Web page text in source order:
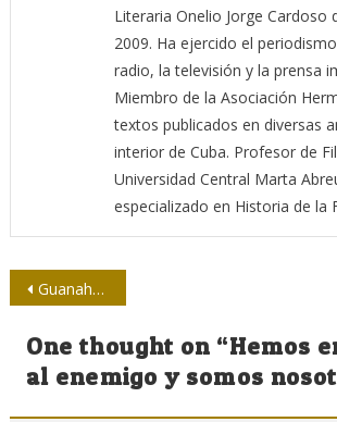
Literaria Onelio Jorge Cardoso
2009. Ha ejercido el
radio, la televisión y la prensa
Miembro de la Asociación
textos publicados en diversas
interior de Cuba. Profesor de
Universidad Central Marta
especializado en Historia de la
Navegación
de
entradas
Guanahacabibes, donde se pone el Sol de Cuba
One thought on “Hemos
al enemigo y somos